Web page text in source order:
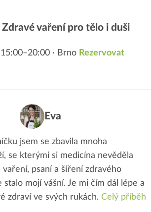
vaření pro tělo i duši
· Brno Rezervovat
Eva
jsem se zbavila mnoha
se kterými si medicína nevěděla
vaření, psaní a šíření zdravého
stalo mojí vášní. Je mi čím dál lépe a
zdraví ve svých rukách. Celý příběh